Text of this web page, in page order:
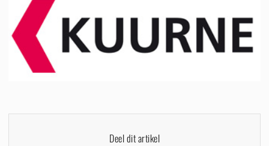
Deel dit artikel